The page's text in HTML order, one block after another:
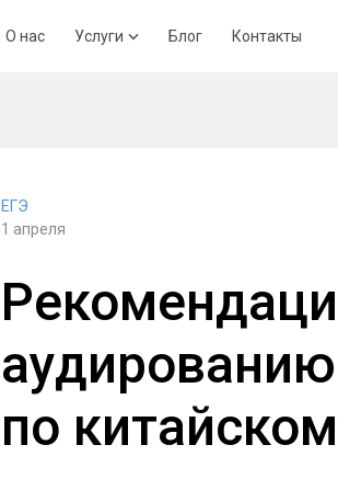
О нас Услуги Блог Контакты
ЕГЭ
1 апреля
по